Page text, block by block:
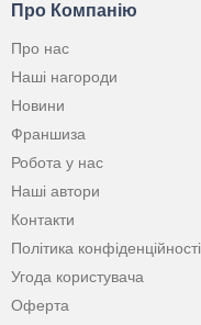
Про Компанію
Про нас
Наші нагороди
Новини
Франшиза
Робота у нас
Наші автори
Контакти
Політика конфіденційності
Угода користувача
Оферта